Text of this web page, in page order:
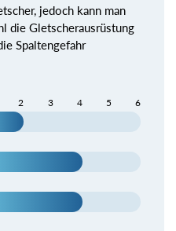
jedoch kann man
die Gletscherausrüstung
Spaltengefahr
2 3 4 5 6